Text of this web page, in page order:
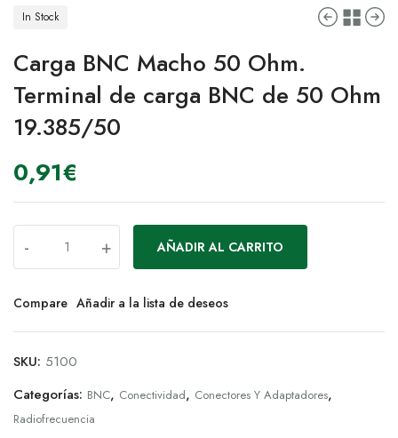
In Stock
Carga BNC Macho 50 Ohm.
Terminal de carga BNC de 50 Ohm
19.385/50
0,91€
- + AÑADIR AL CARRITO
Compare Añadir a la lista de deseos
SKU: 5100
Categorías: BNC, Conectividad, Conectores Y Adaptadores,
Radiofrecuencia